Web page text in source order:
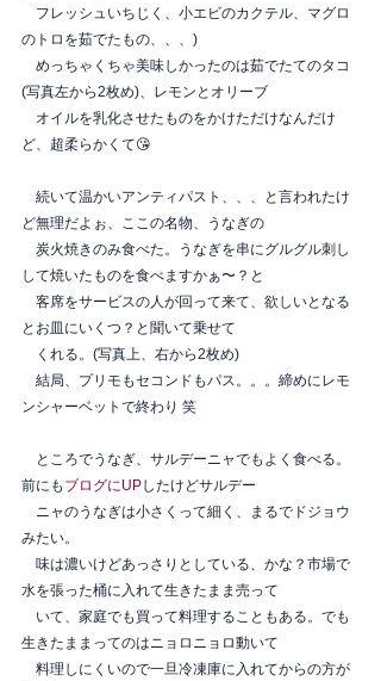
フレッシュいちじく、小エビのカクテル、マグロ
のトロを茹でたもの、、、)
めっちゃくちゃ美味しかったのは茹でたてのタコ
(写真左から2枚め)、レモンとオリーブ
オイルを乳化させたものをかけただけなんだけ
ど、超柔らかくて😘
続いて温かいアンティパスト、、、と言われたけ
ど無理だよぉ、ここの名物、うなぎの
炭火焼きのみ食べた。うなぎを串にグルグル刺し
して焼いたものを食べますかぁ〜？と
客席をサービスの人が回って来て、欲しいとなる
とお皿にいくつ？と聞いて乗せて
くれる。(写真上、右から2枚め)
結局、プリモもセコンドもパス。。。締めにレモ
ンシャーベットで終わり 笑
ところでうなぎ、サルデーニャでもよく食べる。
前にも ブログにUPしたけどサルデー
ニャのうなぎは小さくって細く、まるでドジョウ
みたい。
味は濃いけどあっさりとしている、かな？市場で
水を張った桶に入れて生きたまま売って
いて、家庭でも買って料理することもある。でも
生きたままってのはニョロニョロ動いて
料理しにくいので一旦冷凍庫に入れてからの方が